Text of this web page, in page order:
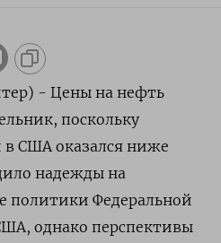
- Цены на нефть
поскольку
США оказался ниже
надежды на
политики Федеральной
однако перспективы